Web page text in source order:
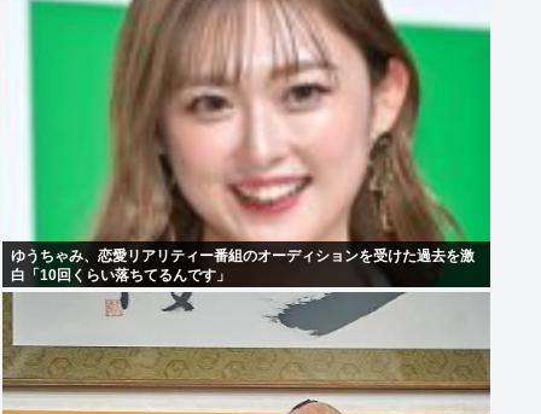
ゆうちゃみ、恋愛リアリティー番組のオーディションを受けた過去を激
白「10回くらい落ちてるんです」